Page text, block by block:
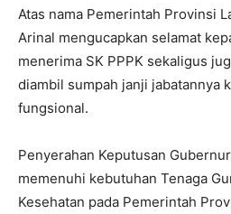
Atas nama Pemerintah Provinsi
Arinal mengucapkan selamat
menerima SK PPPK sekaligus
diambil sumpah janji jabatannya
fungsional.
Penyerahan Keputusan
memenuhi kebutuhan Tenaga
Kesehatan pada Pemerintah